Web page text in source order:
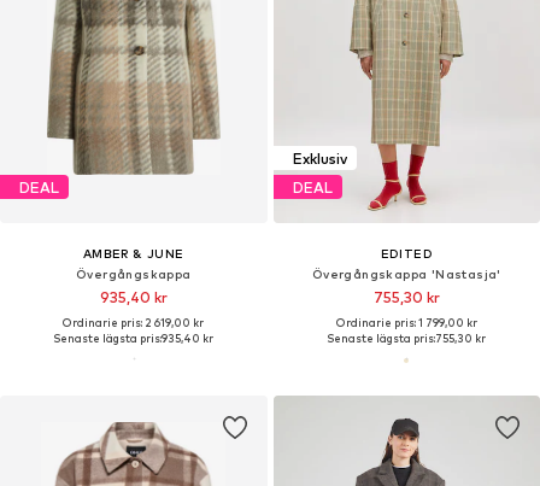
DEAL
AMBER & JUNE
Övergångskappa
935,40 kr
Ordinarie pris: 2 619,00 kr
Senaste lägsta pris:935,40 kr
Exklusiv
DEAL
EDITED
Övergångskappa 'Nastasja'
755,30 kr
Ordinarie pris: 1 799,00 kr
Senaste lägsta pris:755,30 kr